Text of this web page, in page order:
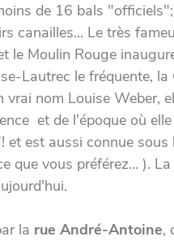
de 16 bals
canailles... Le très
le Moulin Rouge
Lautrec le fréquente,
vrai nom Louise Weber,
et de l'époque où
et est aussi connue sous
que vous préférez… ).
la rue André-Antoine,